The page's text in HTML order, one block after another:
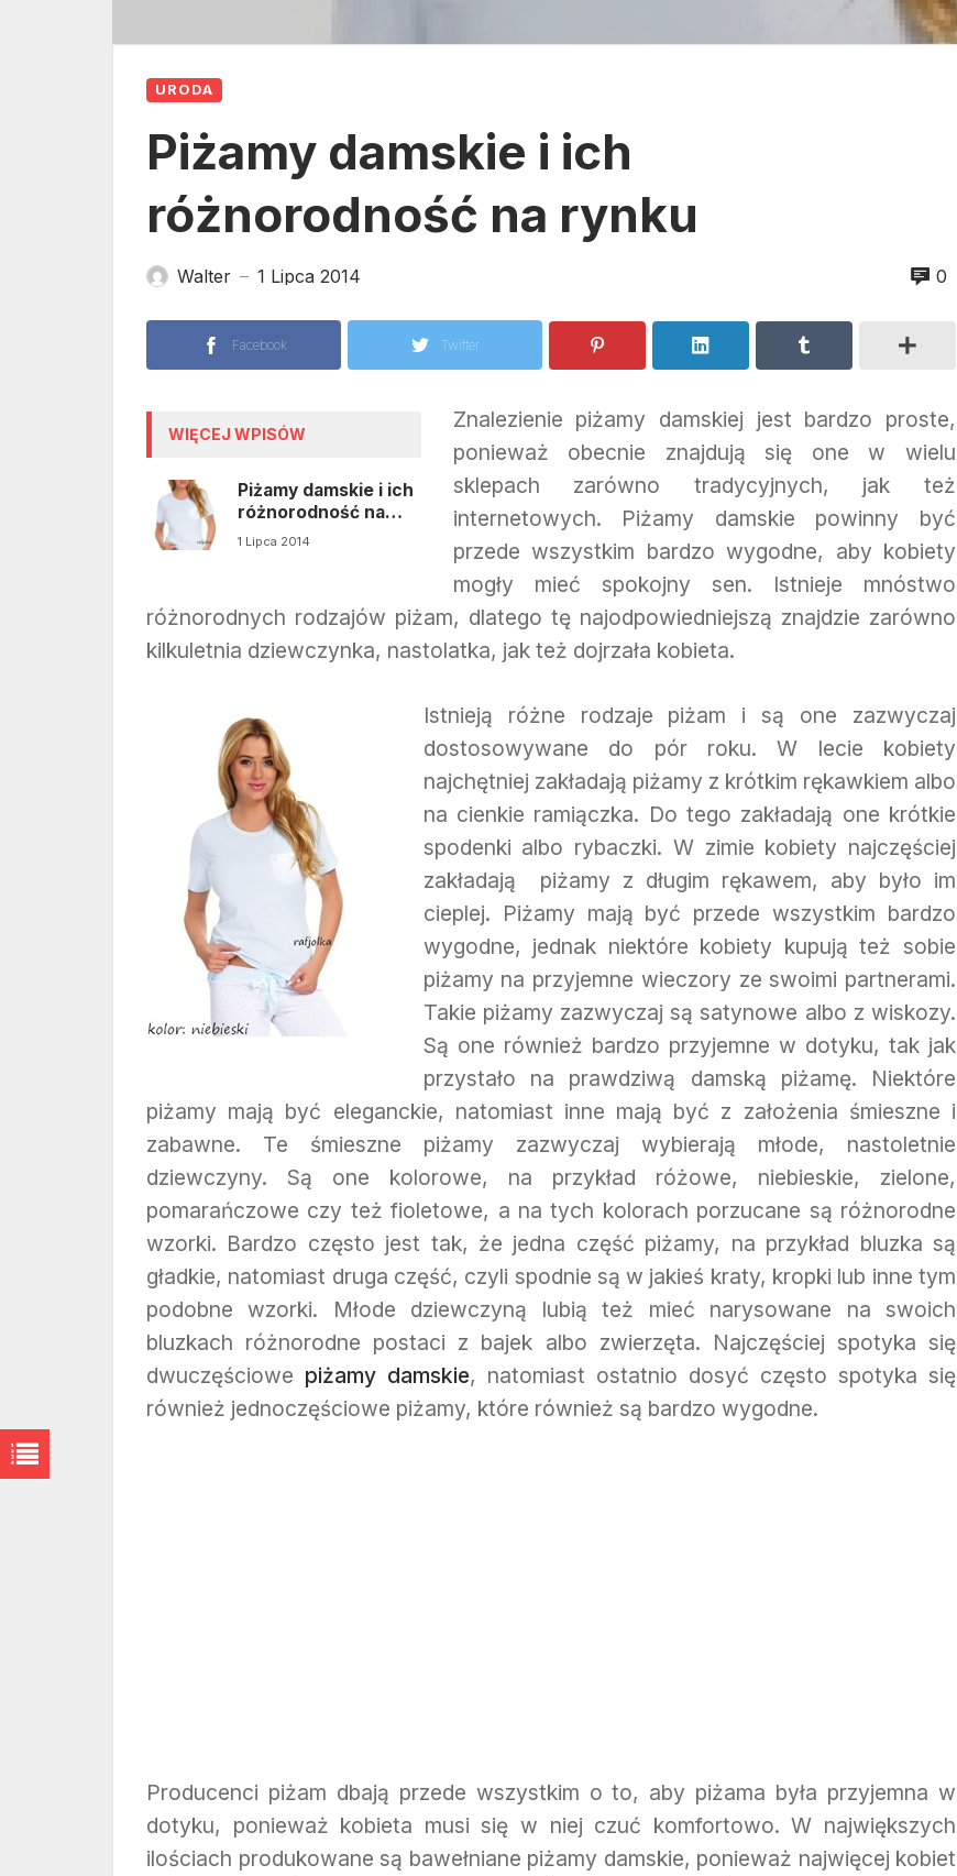
URODA
Piżamy damskie i ich
różnorodność na rynku
Walter — 1 Lipca 2014 0
Facebook Twitter
WIĘCEJ WPISÓW
Piżamy damskie i ich
różnorodność na
rynku
1 Lipca 2014
Znalezienie piżamy damskiej jest bardzo proste,
ponieważ obecnie znajdują się one w wielu
sklepach zarówno tradycyjnych, jak też
internetowych. Piżamy damskie powinny być
przede wszystkim bardzo wygodne, aby kobiety
mogły mieć spokojny sen. Istnieje mnóstwo
różnorodnych rodzajów piżam, dlatego tę najodpowiedniejszą znajdzie zarówno
kilkuletnia dziewczynka, nastolatka, jak też dojrzała kobieta.
Istnieją różne rodzaje piżam i są one zazwyczaj
dostosowywane do pór roku. W lecie kobiety
najchętniej zakładają piżamy z krótkim rękawkiem albo
na cienkie ramiączka. Do tego zakładają one krótkie
spodenki albo rybaczki. W zimie kobiety najczęściej
zakładają piżamy z długim rękawem, aby było im
cieplej. Piżamy mają być przede wszystkim bardzo
wygodne, jednak niektóre kobiety kupują też sobie
piżamy na przyjemne wieczory ze swoimi partnerami.
Takie piżamy zazwyczaj są satynowe albo z wiskozy.
Są one również bardzo przyjemne w dotyku, tak jak
przystało na prawdziwą damską piżamę. Niektóre
piżamy mają być eleganckie, natomiast inne mają być z założenia śmieszne i
zabawne. Te śmieszne piżamy zazwyczaj wybierają młode, nastoletnie
dziewczyny. Są one kolorowe, na przykład różowe, niebieskie, zielone,
pomarańczowe czy też fioletowe, a na tych kolorach porzucane są różnorodne
wzorki. Bardzo często jest tak, że jedna część piżamy, na przykład bluzka są
gładkie, natomiast druga część, czyli spodnie są w jakieś kraty, kropki lub inne tym
podobne wzorki. Młode dziewczyną lubią też mieć narysowane na swoich
bluzkach różnorodne postaci z bajek albo zwierzęta. Najczęściej spotyka się
dwuczęściowe piżamy damskie, natomiast ostatnio dosyć często spotyka się
również jednoczęściowe piżamy, które również są bardzo wygodne.
Producenci piżam dbają przede wszystkim o to, aby piżama była przyjemna w
dotyku, ponieważ kobieta musi się w niej czuć komfortowo. W największych
ilościach produkowane są bawełniane piżamy damskie, ponieważ najwięcej kobiet